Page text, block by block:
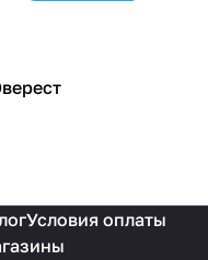
Условия оплаты